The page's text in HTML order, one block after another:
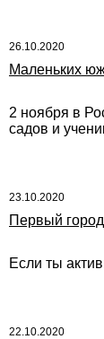
26.10.2020
Маленьких
2 ноября в
садов и
23.10.2020
Первый
Если ты
22.10.2020